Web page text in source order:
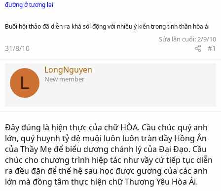
đường ở tương lai
Buổi hội thảo đã diễn ra khá sôi động với nhiều ý kiến trong tinh thần hòa ái
Sửa lần cuối: 2/9/10
31/8/10 #1
L
LongNguyen
New member
Đây đúng là hiện thực của chữ HÒA. Cầu chúc quý anh
lớn, quý huynh tỷ đệ muội luôn luôn tràn đầy Hồng Ân
của Thầy Mẹ để biểu dương chánh lý của Đại Đạo. Cầu
chúc cho chương trình hiệp tác như vầy cứ tiếp tục diễn
ra đều đặn để thế hệ sau học được gương của các anh
lớn mà đồng tâm thực hiện chữ Thương Yêu Hòa Ái.